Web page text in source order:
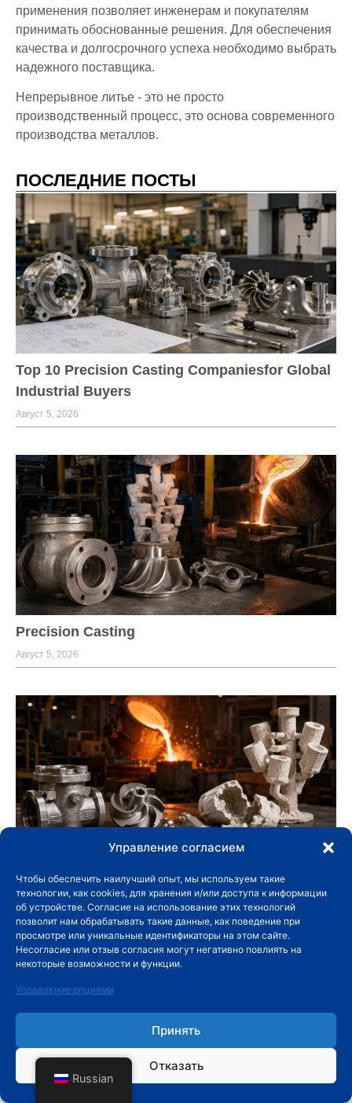
Управление согласием
Чтобы обеспечить наилучший опыт, мы используем такие
технологии, как cookies, для хранения и/или доступа к информации
об устройстве. Согласие на использование этих технологий
позволит нам обрабатывать такие данные, как поведение при
просмотре или уникальные идентификаторы на этом сайте.
Несогласие или отзыв согласия могут негативно повлиять на
некоторые возможности и функции.
Управление опциями
Принять
Отказать
применения позволяет инженерам и покупателям
принимать обоснованные решения. Для обеспечения
качества и долгосрочного успеха необходимо выбрать
надежного поставщика.
Непрерывное литье - это не просто
производственный процесс, это основа современного
производства металлов.
ПОСЛЕДНИЕ ПОСТЫ
Top 10 Precision Casting Companiesfor Global
Industrial Buyers
Август 5, 2026
Precision Casting
Август 5, 2026
Что такое инвестиционное литье?
21 июля 2026 года
Russian